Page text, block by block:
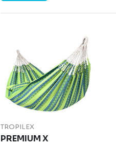
TROPILEX
PREMIUM X